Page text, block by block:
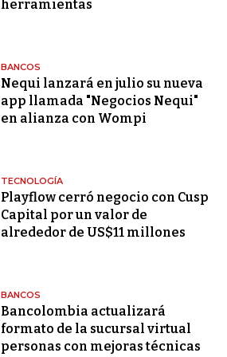
herramientas
BANCOS
Nequi lanzará en julio su nueva
app llamada "Negocios Nequi"
en alianza con Wompi
TECNOLOGÍA
Playflow cerró negocio con Cusp
Capital por un valor de
alrededor de US$11 millones
BANCOS
Bancolombia actualizará
formato de la sucursal virtual
personas con mejoras técnicas